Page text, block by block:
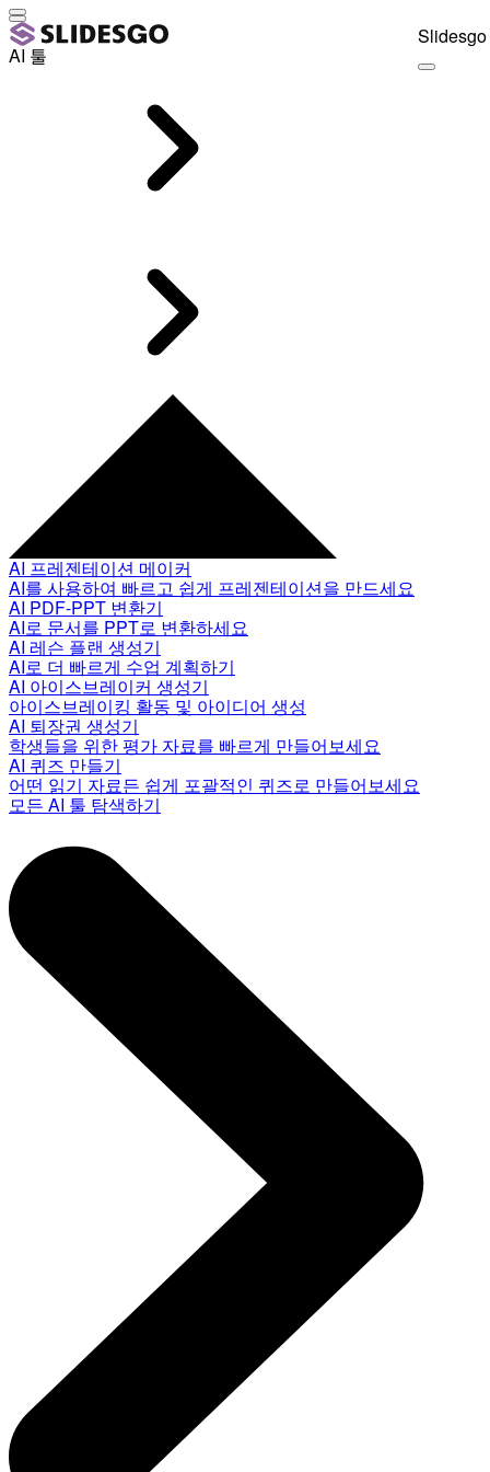
AI 툴
AI 프레젠테이션 메이커
AI를 사용하여 빠르고 쉽게 프레젠테이션을 만드세요
AI PDF-PPT 변환기
AI로 문서를 PPT로 변환하세요
AI 레슨 플랜 생성기
AI로 더 빠르게 수업 계획하기
AI 아이스브레이커 생성기
아이스브레이킹 활동 및 아이디어 생성
AI 퇴장권 생성기
학생들을 위한 평가 자료를 빠르게 만들어보세요
AI 퀴즈 만들기
어떤 읽기 자료든 쉽게 포괄적인 퀴즈로 만들어보세요
모든 AI 툴 탐색하기